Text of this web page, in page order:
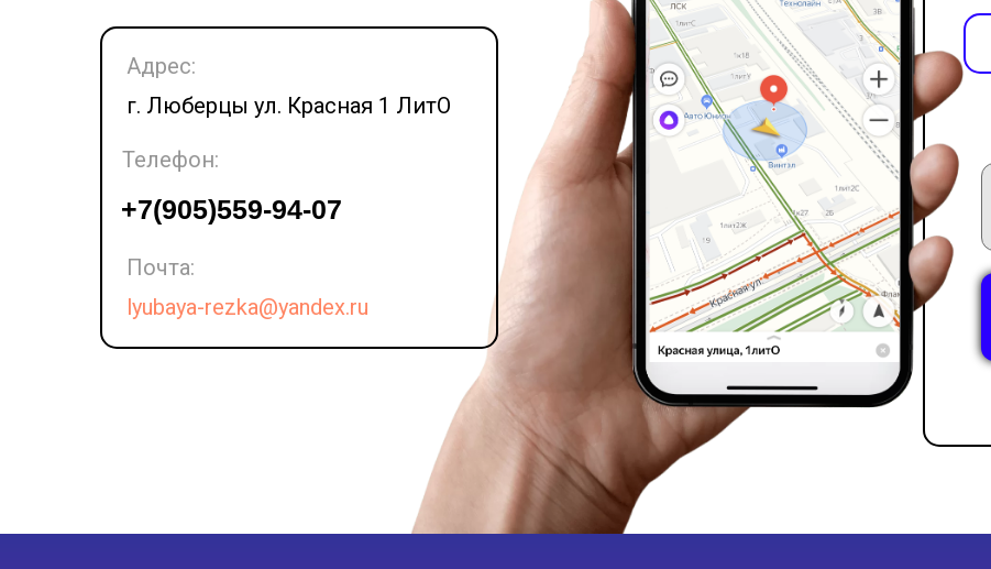
Адрес:
г. Люберцы ул. Красная 1 ЛитО
Телефон:
Почта:
lyubaya-rezka@yandex.ru
+7(905)559-94-07